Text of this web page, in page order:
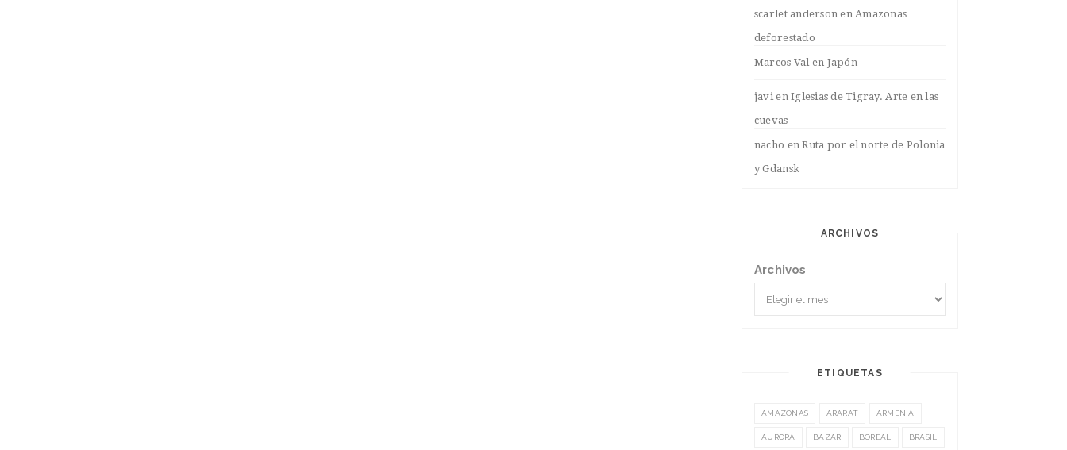
scarlet anderson enAmazonas
deforestado
Marcos Valen Japón
javienIglesias de Tigray. Arte en las
cuevas
nacho enRuta por el norte de Polonia
y Gdansk
ARCHIVOS
Archivos
ETIQUETAS
AMAZONAS ARARAT ARMENIA
AURORA BAZAR BOREAL BRASIL